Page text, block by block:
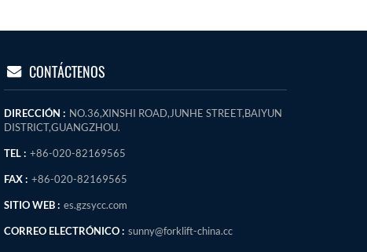
CONTÁCTENOS
DIRECCIÓN : NO.36,XINSHI ROAD,JUNHE STREET,BAIYUN
DISTRICT,GUANGZHOU.
TEL : +86-020-82169565
FAX : +86-020-82169565
SITIO WEB : es.gzsycc.com
CORREO ELECTRÓNICO : sunny@forklift-china.cc